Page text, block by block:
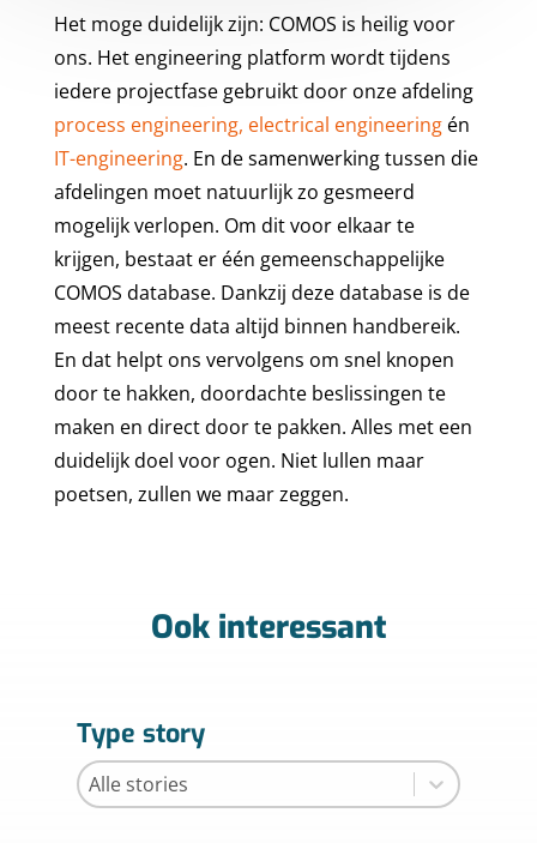
Het moge duidelijk zijn: COMOS is heilig voor
ons. Het engineering platform wordt tijdens
iedere projectfase gebruikt door onze afdeling
process engineering, electrical engineeringén
IT-engineering. En de samenwerking tussen die
afdelingen moet natuurlijk zo gesmeerd
mogelijk verlopen. Om dit voor elkaar te
krijgen, bestaat er één gemeenschappelijke
COMOS database. Dankzij deze database is de
meest recente data altijd binnen handbereik.
En dat helpt ons vervolgens om snel knopen
door te hakken, doordachte beslissingen te
maken en direct door te pakken. Alles met een
duidelijk doel voor ogen. Niet lullen maar
poetsen, zullen we maar zeggen.
Ook interessant
Type story
Type story
Type story
MARKTEN
FOOD & BEVERAGE
INFRASTRUCTURE
CYBER SECURITY
ELECTRICAL
CASES
OVER ICT DWG